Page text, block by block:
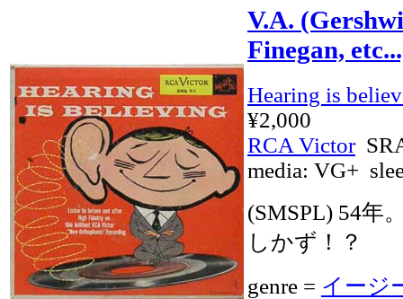
V.A.
Finegan,
Hearing is
¥2,000
RCA Victor
media: VG+
(SMSPL) 54年
しかず！？
genre = イージ